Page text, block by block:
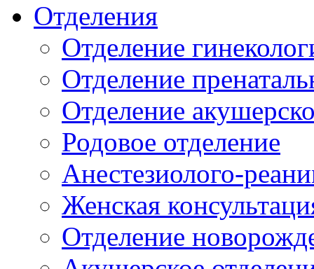
Отделения
Отделение
Отделение
Отделение
Родовое отделение
Анестезиолого-
Женская
Отделение